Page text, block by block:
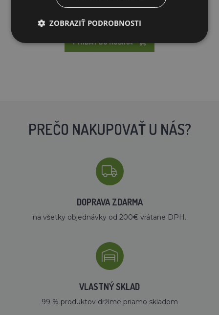
SKLADOM
PRIDAŤ DO KOŠÍKA
PREČO NAKUPOVAŤ U NÁS?
DOPRAVA ZDARMA
na všetky objednávky od 200€ vrátane DPH.
VLASTNÝ SKLAD
99 % produktov držíme priamo skladom
ZOBRAZIŤ PODROBNOSTI